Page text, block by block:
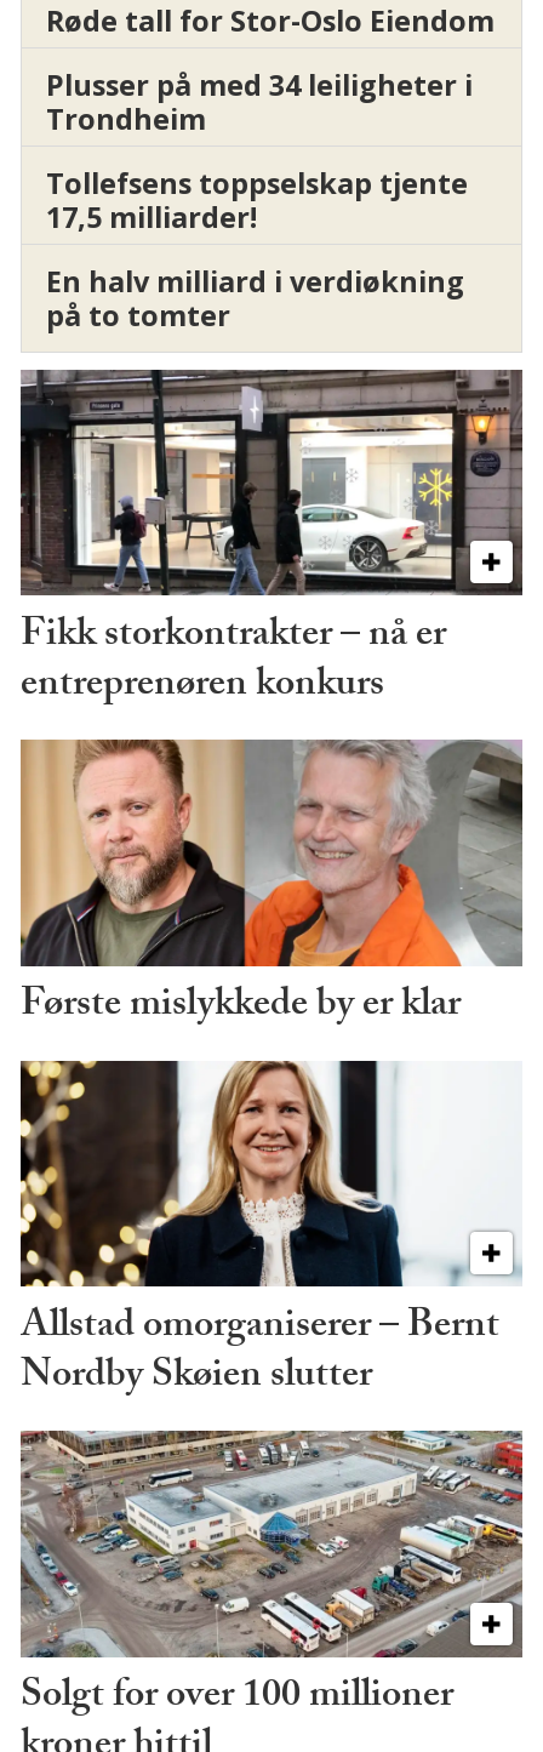
Røde tall for Stor-Oslo Eiendom
Plusser på med 34 leiligheter i
Trondheim
Tollefsens toppselskap tjente
17,5 milliarder!
En halv milliard i verdiøkning
på to tomter
Fikk storkontrakter – nå er
entreprenøren konkurs
Første mislykkede by er klar
Allstad omorganiserer – Bernt
Nordby Skøien slutter
Solgt for over 100 millioner